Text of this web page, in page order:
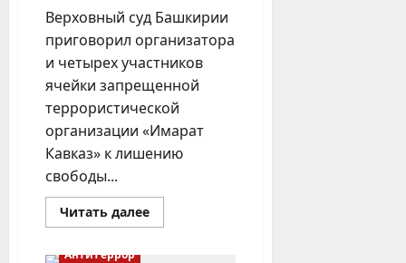
Верховный суд Башкирии
приговорил организатора
и четырех участников
ячейки запрещенной
террористической
организации «Имарат
Кавказ» к лишению
свободы...
Читать далееПрочитать
больше
Антитеррор